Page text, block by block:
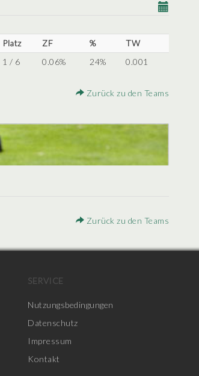
Platz ZF %
TW
1 / 6 0.06% 24% 0.001
Zurück zu den Teams
Zurück zu den Teams
SERVICE
Nutzungsbedingungen
Datenschutz
Impressum
Kontakt